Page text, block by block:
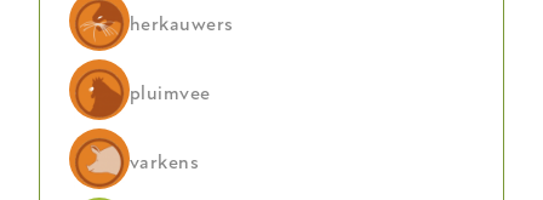
herkauwers
pluimvee
varkens